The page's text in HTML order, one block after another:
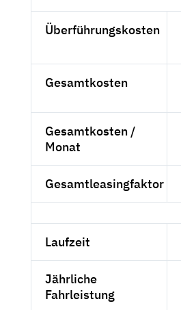
Überführungskosten
Gesamtkosten
Gesamtkosten /
Monat
Gesamtleasingfaktor
Laufzeit
Jährliche
Fahrleistung